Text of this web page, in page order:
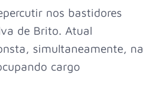
nos bastidores
de Brito. Atual
simultaneamente, na
cargo